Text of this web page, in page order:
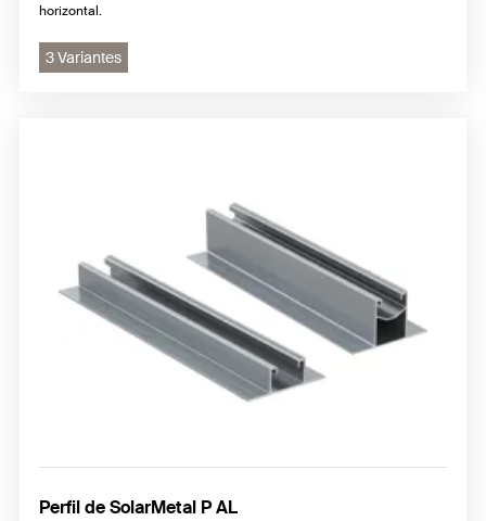
horizontal.
3 Variantes
Perfil de SolarMetal P AL